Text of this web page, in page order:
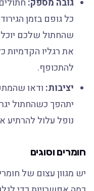
גובה מספק:חתולים
כל גופם בזמן
שהחתול שלכם יוכל
את רגליו הקדמיות
להתכופף.
יציבות:ודאו
יתהפך כשהחתול
נופל עלול
חומרים וסוגים
יש מגוון עצום של